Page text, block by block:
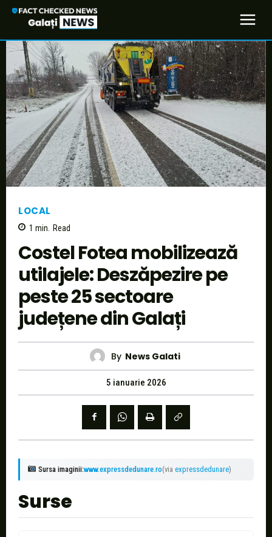
LOCAL
1 min. Read
Costel Fotea mobilizează
utilajele: Deszăpezire pe
peste 25 sectoare
județene din Galați
By News Galati
5 ianuarie 2026
Sursa imaginii:www.expressdedunare.ro(via expressdedunare)
Surse